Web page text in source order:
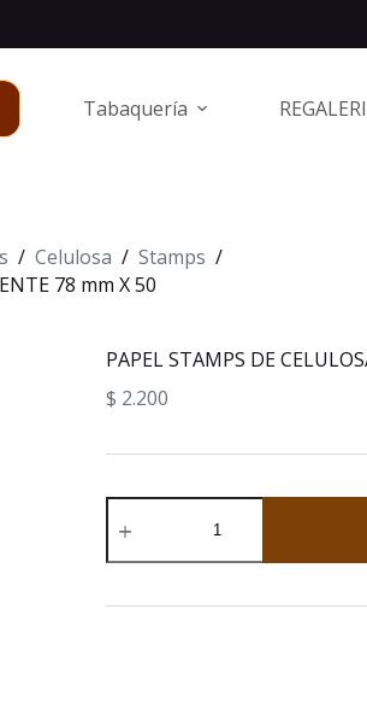
Tabaquería
/ Celulosa / Stamps /
78 mm X 50
PAPEL STAMPS DE
$ 2.200
STAMPS
DE
TRANSPARENTE